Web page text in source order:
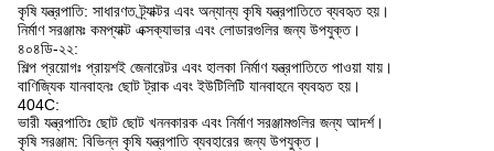
কৃষি যন্ত্রপাতি: সাধারণত ট্র্যাক্টর এবং অন্যান্য কৃষি যন্ত্রপাতিতে ব্যবহৃত হয়।
নির্মাণ সরঞ্জামঃ কমপ্যাক্ট এক্সক্যাভার এবং লোডারগুলির জন্য উপযুক্ত।
৪০৪ডি-২২:
শিল্প প্রয়োগঃ প্রায়শই জেনারেটর এবং হালকা নির্মাণ যন্ত্রপাতিতে পাওয়া যায়।
বাণিজ্যিক যানবাহনঃ ছোট ট্রাক এবং ইউটিলিটি যানবাহনে ব্যবহৃত হয়।
404C:
ভারী যন্ত্রপাতিঃ ছোট ছোট খননকারক এবং নির্মাণ সরঞ্জামগুলির জন্য আদর্শ।
কৃষি সরঞ্জাম: বিভিন্ন কৃষি যন্ত্রপাতি ব্যবহারের জন্য উপযুক্ত।